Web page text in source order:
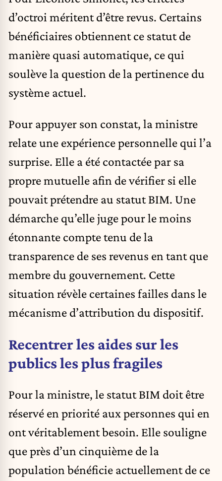
d’octroi méritent d’être revus. Certains
bénéficiaires obtiennent ce statut de
manière quasi automatique, ce qui
soulève la question de la pertinence du
système actuel.
Pour appuyer son constat, la ministre
relate une expérience personnelle qui l’a
surprise. Elle a été contactée par sa
propre mutuelle afin de vérifier si elle
pouvait prétendre au statut BIM. Une
démarche qu’elle juge pour le moins
étonnante compte tenu de la
transparence de ses revenus en tant que
membre du gouvernement. Cette
situation révèle certaines failles dans le
mécanisme d’attribution du dispositif.
Recentrer les aides sur les
publics les plus fragiles
Pour la ministre, le statut BIM doit être
réservé en priorité aux personnes qui en
ont véritablement besoin. Elle souligne
que près d’un cinquième de la
population bénéficie actuellement de ce